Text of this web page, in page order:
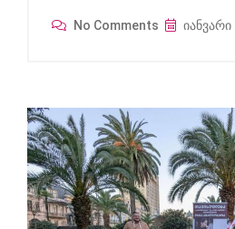
No Comments იანვარი